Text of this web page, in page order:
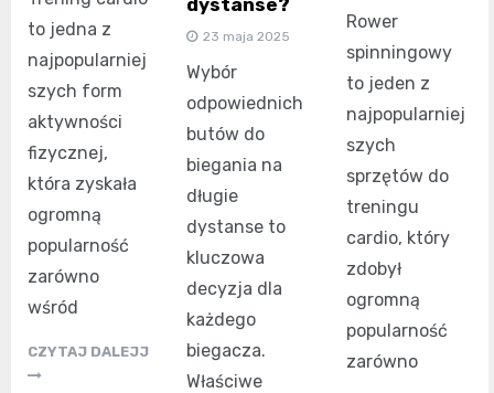
to jedna z
najpopularniej
szych form
aktywności
fizycznej,
która zyskała
ogromną
popularność
zarówno
wśród
CZYTAJ DALEJJ
23 maja 2025
Wybór
odpowiednich
butów do
biegania na
długie
dystanse to
kluczowa
decyzja dla
każdego
biegacza.
Właściwe
Rower
spinningowy
to jeden z
najpopularniej
szych
sprzętów do
treningu
cardio, który
zdobył
ogromną
popularność
zarówno